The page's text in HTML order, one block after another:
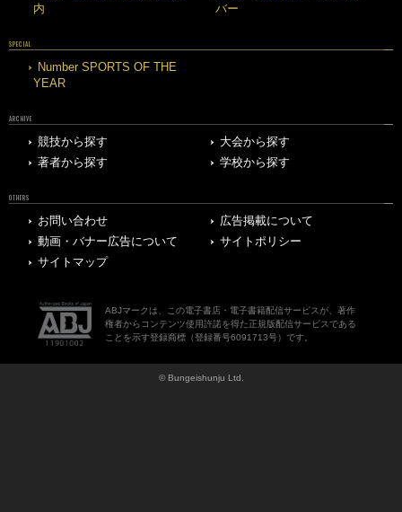
内
バー
SPECIAL
Number SPORTS OF THE
YEAR
ARCHIVE
競技から探す
大会から探す
著者から探す
学校から探す
OTHERS
お問い合わせ
広告掲載について
動画・バナー広告について
サイトポリシー
サイトマップ
ABJマークは、この電子書店・電子書籍配信サービスが、著作
権者からコンテンツ使用許諾を得た正規版配信サービスである
ことを示す登録商標（登録番号6091713号）です。
© Bungeishunju Ltd.